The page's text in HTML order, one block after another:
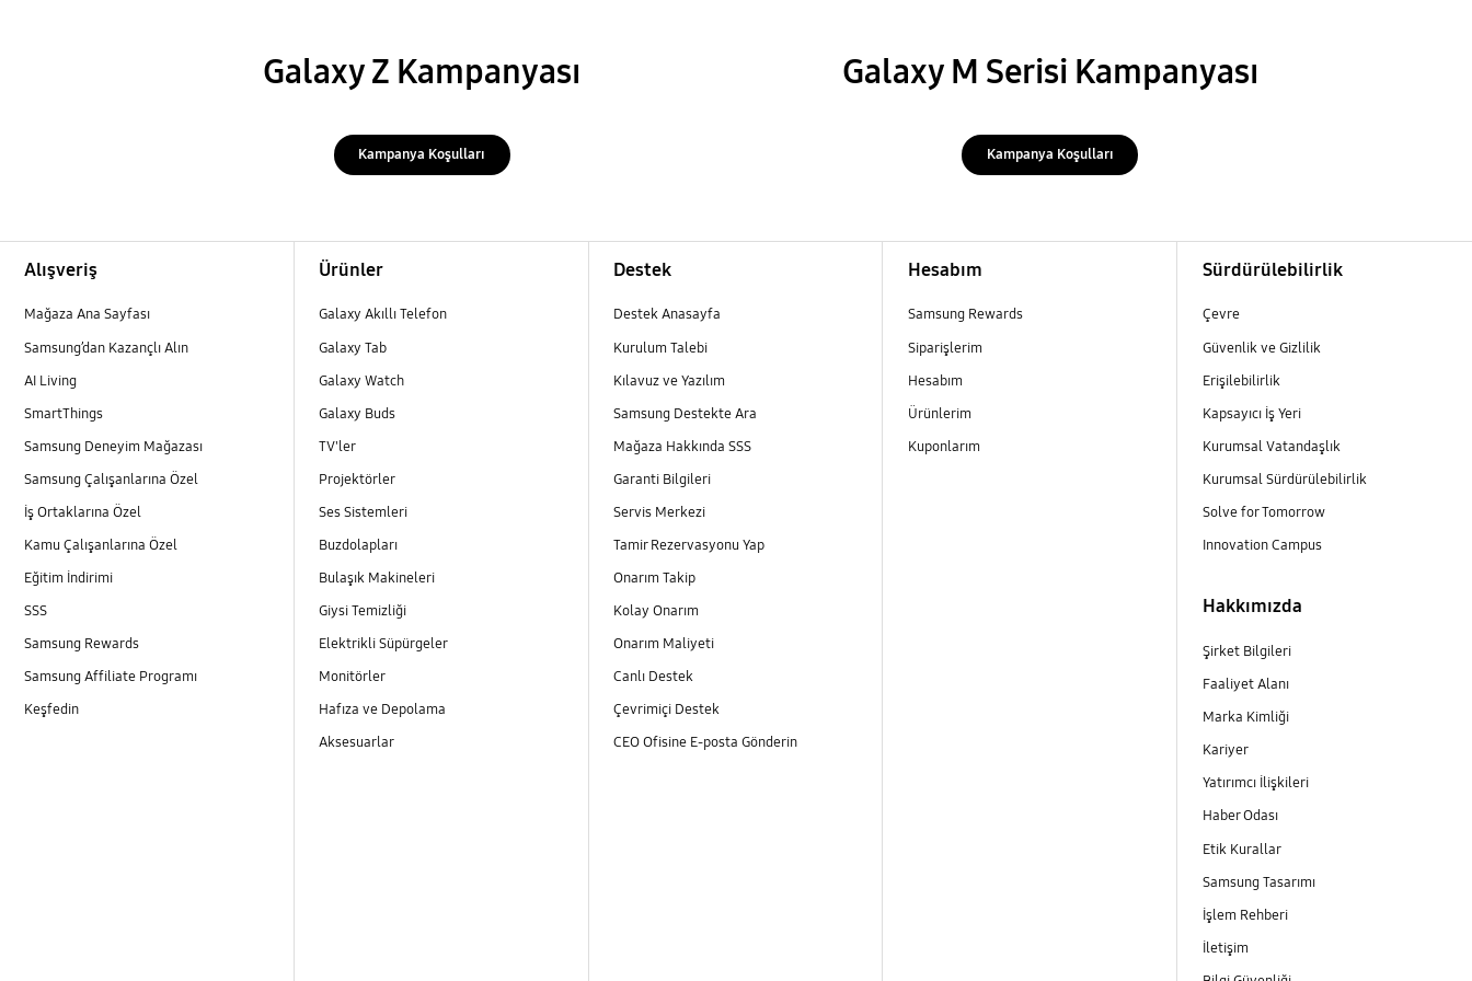
Galaxy Z Kampanyası
Kampanya Koşulları
Galaxy M Serisi Kampanyası
Kampanya Koşulları
Alışveriş
Mağaza Ana Sayfası
Samsung’dan Kazançlı Alın
AI Living
SmartThings
Samsung Deneyim Mağazası
Samsung Çalışanlarına Özel
İş Ortaklarına Özel
Kamu Çalışanlarına Özel
Eğitim İndirimi
SSS
Samsung Rewards
Samsung Affiliate Programı
Keşfedin
Ürünler
Galaxy Akıllı Telefon
Galaxy Tab
Galaxy Watch
Galaxy Buds
TV'ler
Projektörler
Ses Sistemleri
Buzdolapları
Bulaşık Makineleri
Giysi Temizliği
Elektrikli Süpürgeler
Monitörler
Hafıza ve Depolama
Aksesuarlar
Destek
Destek Anasayfa
Kurulum Talebi
Kılavuz ve Yazılım
Samsung Destekte Ara
Mağaza Hakkında SSS
Garanti Bilgileri
Servis Merkezi
Tamir Rezervasyonu Yap
Onarım Takip
Kolay Onarım
Onarım Maliyeti
Canlı Destek
Çevrimiçi Destek
CEO Ofisine E-posta Gönderin
Hesabım
Samsung Rewards
Siparişlerim
Hesabım
Ürünlerim
Kuponlarım
Sürdürülebilirlik
Çevre
Güvenlik ve Gizlilik
Erişilebilirlik
Kapsayıcı İş Yeri
Kurumsal Vatandaşlık
Kurumsal Sürdürülebilirlik
Solve for Tomorrow
Innovation Campus
Hakkımızda
Şirket Bilgileri
Faaliyet Alanı
Marka Kimliği
Kariyer
Yatırımcı İlişkileri
Haber Odası
Etik Kurallar
Samsung Tasarımı
İşlem Rehberi
İletişim